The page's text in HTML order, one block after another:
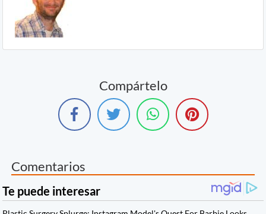
Compártelo
Comentarios